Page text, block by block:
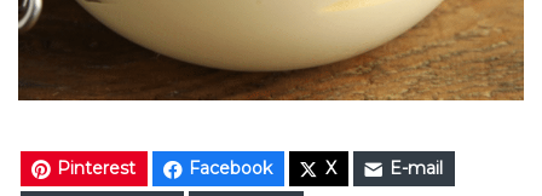
Pinterest Facebook X
E-mail